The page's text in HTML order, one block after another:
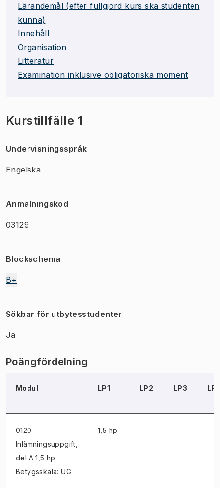
Lärandemål (efter fullgjord kurs ska studenten
kunna)
Innehåll
Organisation
Litteratur
Examination inklusive obligatoriska moment
Kurstillfälle 1
Undervisningsspråk
Engelska
Anmälningskod
03129
Blockschema
B+
Sökbar för utbytesstudenter
Ja
Poängfördelning
Modul LP1 LP2 LP3
0120
Inlämningsuppgift
del A 1,5 hp
Betygsskala: UG
1,5 hp